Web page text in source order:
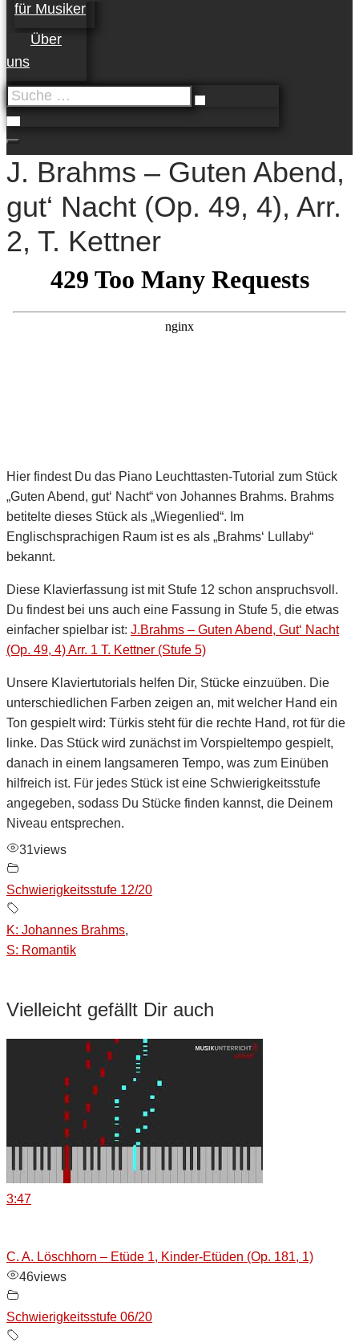
für Musiker
Über
uns
Suche
…
J. Brahms – Guten Abend,
gut‘ Nacht (Op. 49, 4), Arr.
2, T. Kettner
Hier findest Du das Piano Leuchttasten-Tutorial zum Stück
„Guten Abend, gut‘ Nacht“ von Johannes Brahms. Brahms
betitelte dieses Stück als „Wiegenlied“. Im
Englischsprachigen Raum ist es als „Brahms‘ Lullaby“
bekannt.
Diese Klavierfassung ist mit Stufe 12 schon anspruchsvoll.
Du findest bei uns auch eine Fassung in Stufe 5, die etwas
einfacher spielbar ist: J.Brahms – Guten Abend, Gut‘ Nacht
(Op. 49, 4) Arr. 1 T. Kettner (Stufe 5)
Unsere Klaviertutorials helfen Dir, Stücke einzuüben. Die
unterschiedlichen Farben zeigen an, mit welcher Hand ein
Ton gespielt wird: Türkis steht für die rechte Hand, rot für die
linke. Das Stück wird zunächst im Vorspieltempo gespielt,
danach in einem langsameren Tempo, was zum Einüben
hilfreich ist. Für jedes Stück ist eine Schwierigkeitsstufe
angegeben, sodass Du Stücke finden kannst, die Deinem
Niveau entsprechen.
31views
Schwierigkeitsstufe 12/20
K: Johannes Brahms,
S: Romantik
Vielleicht gefällt Dir auch
3:47
C. A. Löschhorn – Etüde 1, Kinder-Etüden (Op. 181, 1)
46views
Schwierigkeitsstufe 06/20